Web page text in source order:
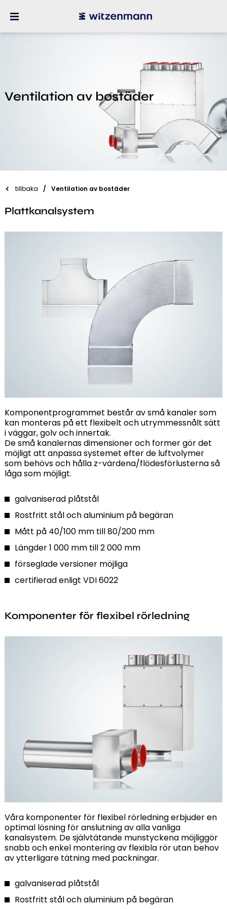
Ventilation av bostäder
tillbaka Ventilation av bostäder
Plattkanalsystem
Komponentprogrammet består av små kanaler som
kan monteras på ett flexibelt och utrymmessnålt sätt
i väggar, golv och innertak.
De små kanalernas dimensioner och former gör det
möjligt att anpassa systemet efter de luftvolymer
som behövs och hålla z-värdena/flödesförlusterna så
låga som möjligt.
galvaniserad plåtstål
Rostfritt stål och aluminium på begäran
Mått på 40/100 mm till 80/200 mm
Längder 1 000 mm till 2 000 mm
förseglade versioner möjliga
certifierad enligt VDI 6022
Komponenter för flexibel rörledning
Våra komponenter för flexibel rörledning erbjuder en
optimal lösning för anslutning av alla vanliga
kanalsystem. De självtätande munstyckena möjliggör
snabb och enkel montering av flexibla rör utan behov
av ytterligare tätning med packningar.
galvaniserad plåtstål
Rostfritt stål och aluminium på begäran